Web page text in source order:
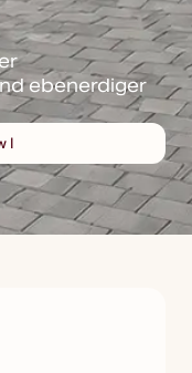
ebenerdiger
I